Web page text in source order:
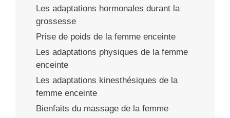
Les adaptations hormonales durant la
grossesse
Prise de poids de la femme enceinte
Les adaptations physiques de la femme
enceinte
Les adaptations kinesthésiques de la
femme enceinte
Bienfaits du massage de la femme